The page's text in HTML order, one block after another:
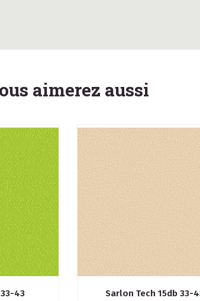
aimerez aussi
43 Sarlon Tech 15db 33-